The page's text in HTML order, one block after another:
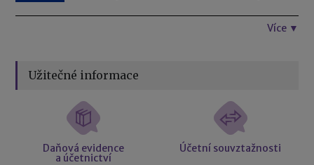
Více ▼
Užitečné informace
Daňová evidence
a účetnictví
Účetní souvztažnosti